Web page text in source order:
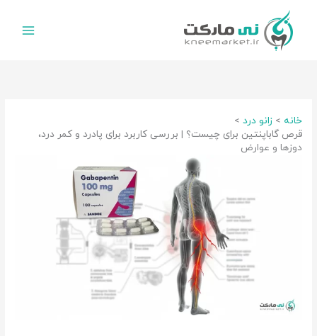
خانه
زانو درد
قرص گاباپنتین برای چیست؟ | بررسی کاربرد برای پادرد و کمر درد،
دوزها و عوارض